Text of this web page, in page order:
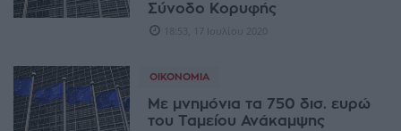
Σύνοδο Κορυφής
18:53, 17 Ιουλίου 2020
ΟΙΚΟΝΟΜΊΑ
Με μνημόνια τα 750 δισ. ευρώ
του Ταμείου Ανάκαμψης